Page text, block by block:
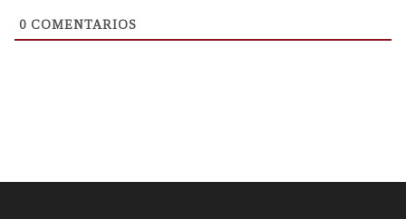
0 COMENTARIOS